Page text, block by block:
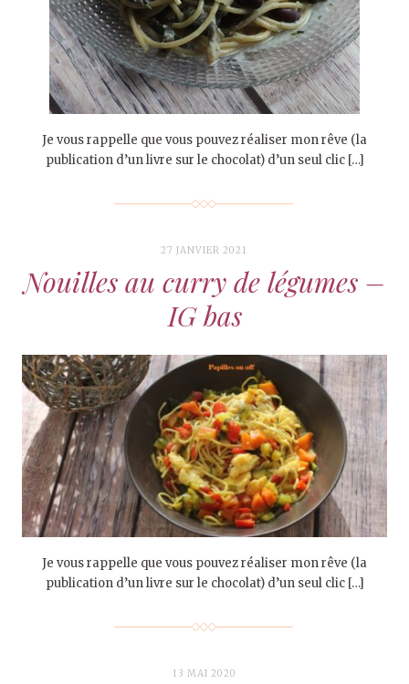
Je vous rappelle que vous pouvez réaliser mon rêve (la
publication d’un livre sur le chocolat) d’un seul clic […]
27 JANVIER 2021
Nouilles au curry de légumes –
IG bas
Je vous rappelle que vous pouvez réaliser mon rêve (la
publication d’un livre sur le chocolat) d’un seul clic […]
13 MAI 2020